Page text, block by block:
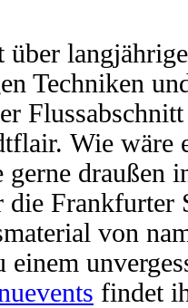
über
Techniken
Wie wäre
gerne draußen
die
von
einem
findet